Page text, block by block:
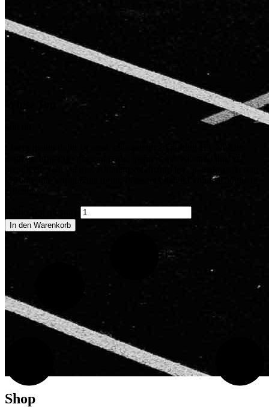
Shop
dapibus, urna quis placerat porta, quam neque euismod dui, vel
Pellentesque sed gravida tortor. Praesent pharetra volutpat augue id
In den Warenkorb